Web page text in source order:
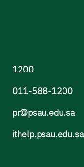
1200
011-588-1200
pr@psau.edu.sa
ithelp.psau.edu.sa